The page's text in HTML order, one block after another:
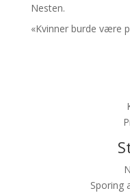
Nesten.
«Kvinner burde være
Sporing